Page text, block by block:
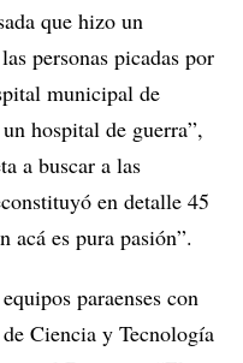
que hizo un
personas picadas por
municipal de
hospital de guerra”,
a buscar a las
en detalle 45
acá es pura pasión”.
paraenses con
Ciencia y Tecnología